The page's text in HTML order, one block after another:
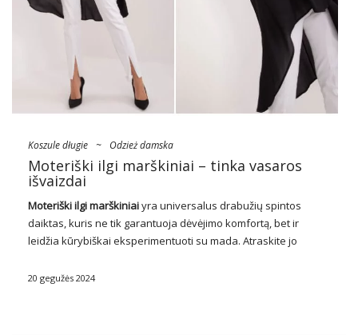
Koszule długie ~ Odzież damska
Moteriški ilgi marškiniai – tinka vasaros
išvaizdai
Moteriški ilgi marškiniaiyra universalus drabužių spintos
daiktas, kuris ne tik garantuoja dėvėjimo komfortą, bet ir
leidžia kūrybiškai eksperimentuoti su mada. Atraskite jo
pasiūlyme!
20 gegužės 2024